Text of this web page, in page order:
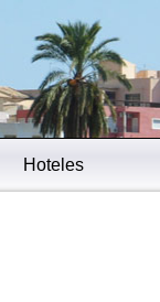
Hoteles